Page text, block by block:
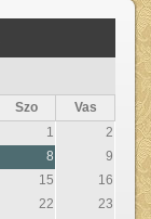
Szo
Vas
1
2
8
9
15
16
22
23